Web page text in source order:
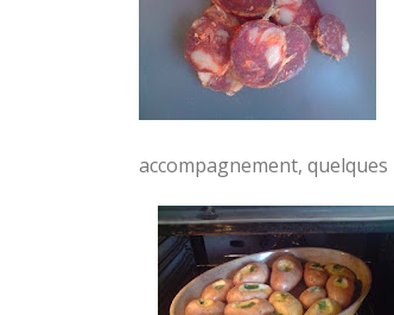
accompagnement, quelques